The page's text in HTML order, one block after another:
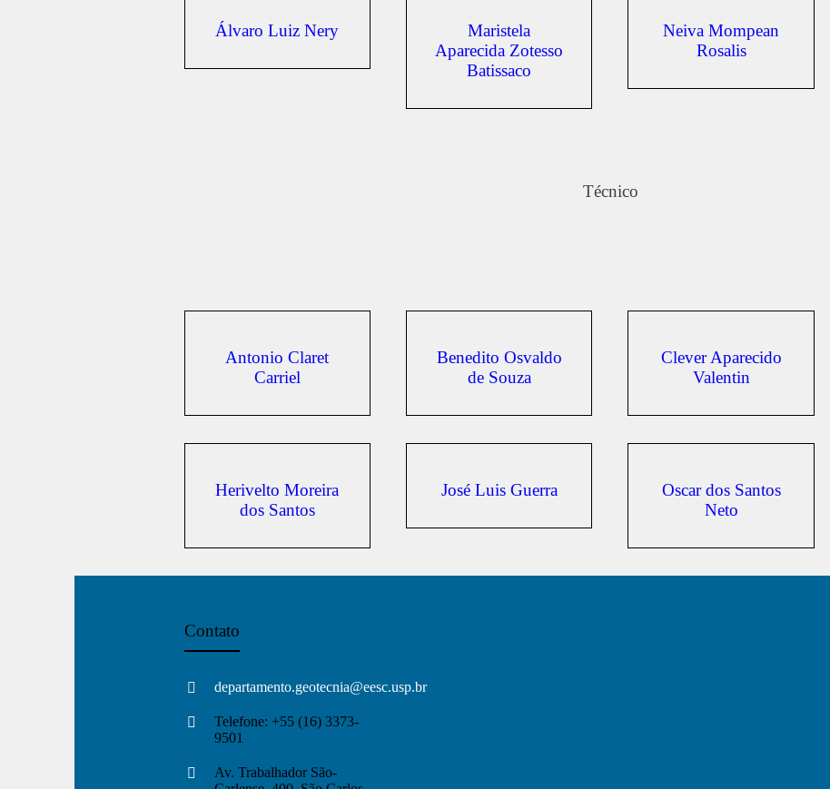
Álvaro Luiz Nery
Maristela
Aparecida Zotesso
Batissaco
Neiva Mompean
Rosalis
Técnico
Antonio Claret
Carriel
Benedito Osvaldo
de Souza
Clever Aparecido
Valentin
Herivelto Moreira
dos Santos
José Luis Guerra
Oscar dos Santos
Neto
Contato
departamento.geotecnia@eesc.usp.br
Telefone: +55 (16) 3373-
9501
Av. Trabalhador São-